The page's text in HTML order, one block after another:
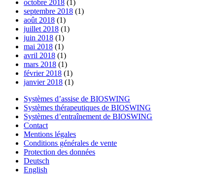
octobre 2018 (1)
septembre 2018 (1)
août 2018 (1)
juillet 2018 (1)
juin 2018 (1)
mai 2018 (1)
avril 2018 (1)
mars 2018 (1)
février 2018 (1)
janvier 2018 (1)
Systèmes d’assise de BIOSWING
Systèmes thérapeutiques de BIOSWING
Systèmes d’entraînement de BIOSWING
Contact
Mentions légales
Conditions générales de vente
Protection des données
Deutsch
English